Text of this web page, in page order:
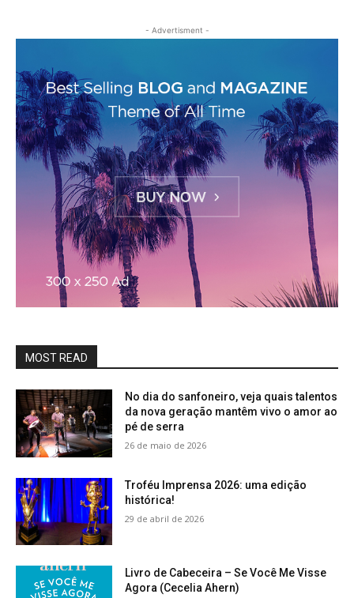
- Advertisment -
MOST READ
No dia do sanfoneiro, veja quais talentos
da nova geração mantêm vivo o amor ao
pé de serra
26 de maio de 2026
Troféu Imprensa 2026: uma edição
histórica!
29 de abril de 2026
Livro de Cabeceira – Se Você Me Visse
Agora (Cecelia Ahern)